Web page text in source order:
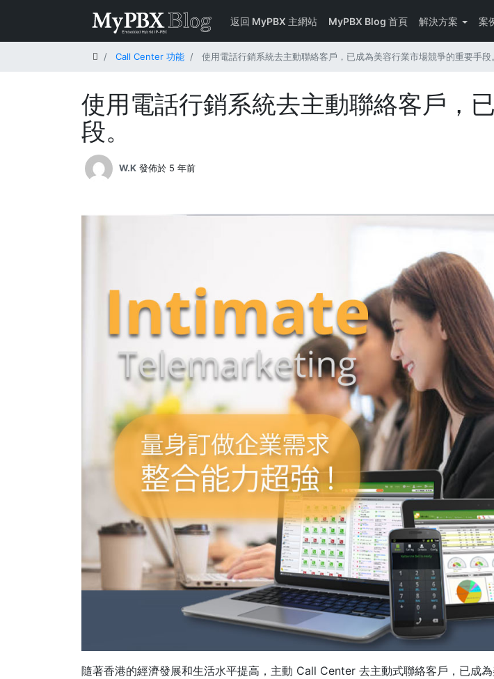
返回 MyPBX 主網站 MyPBX Blog 首頁 解決方案 案
首頁 Call Center 功能 使用電話行銷系統去主動聯絡客戶，已成為美容行業市場競爭的重要手段。
使用電話行銷系統去主動聯絡客戶，
段。
W.K 發佈於 5 年前
隨著香港的經濟發展和生活水平提高，主動 Call Center 去主動式聯絡客戶，已成